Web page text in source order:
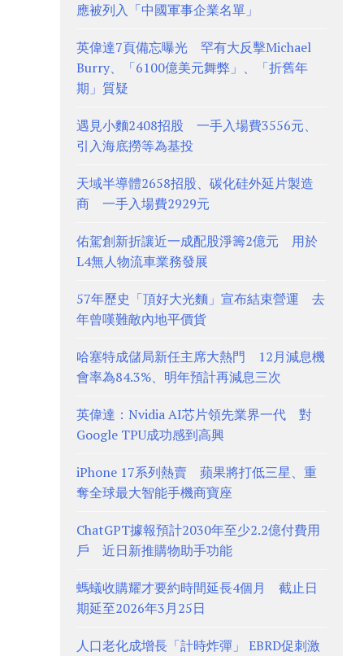
應被列入「中國軍事企業名單」
英偉達7頁備忘曝光 罕有大反擊Michael
Burry、「6100億美元舞弊」、「折舊年
期」質疑
遇見小麵2408招股 一手入場費3556元、
引入海底撈等為基投
天域半導體2658招股、碳化硅外延片製造
商 一手入場費2929元
佑駕創新折讓近一成配股淨籌2億元 用於
L4無人物流車業務發展
57年歷史「頂好大光麵」宣布結束營運 去
年曾嘆難敵內地平價貨
哈塞特成儲局新任主席大熱門 12月減息機
會率為84.3%、明年預計再減息三次
英偉達：Nvidia AI芯片領先業界一代 對
Google TPU成功感到高興
iPhone 17系列熱賣 蘋果將打低三星、重
奪全球最大智能手機商寶座
ChatGPT據報預計2030年至少2.2億付費用
戶 近日新推購物助手功能
螞蟻收購耀才要約時間延長4個月 截止日
期延至2026年3月25日
人口老化成增長「計時炸彈」 EBRD促刺激